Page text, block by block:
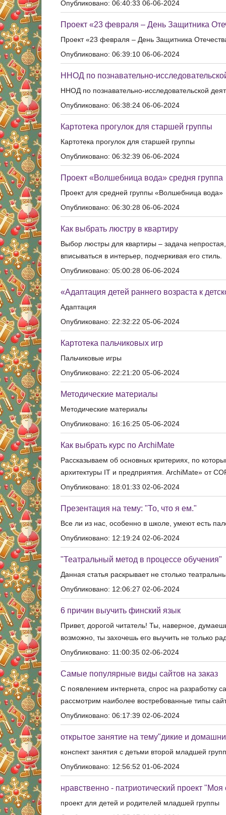
Опубликовано: 06:40:33 06-06-2024
Проект «23 февраля – День Защитника
Проект «23 февраля – День Защитника
Опубликовано: 06:39:10 06-06-2024
ННОД по познавательно-
ННОД по познавательно-исследовательской
Опубликовано: 06:38:24 06-06-2024
Картотека прогулок для старшей группы
Картотека прогулок для старшей группы
Опубликовано: 06:32:39 06-06-2024
Проект «Волшебница вода» средня группа
Проект для средней группы «Волшебница вода»
Опубликовано: 06:30:28 06-06-2024
Как выбрать люстру в квартиру
Выбор люстры для квартиры – задача
вписываться в интерьер, подчеркивая его стиль.
Опубликовано: 05:00:28 06-06-2024
«Адаптация детей раннего возраста к
Адаптация
Опубликовано: 22:32:22 05-06-2024
Картотека пальчиковых игр
Пальчиковые игры
Опубликовано: 22:21:20 05-06-2024
Методические материалы
Методические материалы
Опубликовано: 16:16:25 05-06-2024
Как выбрать курс по ArchiMate
Рассказываем об основных критериях, по
архитектуры IT и предприятия. ArchiMate» от
Опубликовано: 18:01:33 02-06-2024
Презентация на тему: "То, что я ем."
Все ли из нас, особенно в школе, умеют есть
Опубликовано: 12:19:24 02-06-2024
"Театральный метод в процессе обучения"
Данная статья раскрывает не столько
Опубликовано: 12:06:27 02-06-2024
6 причин выучить финский язык
Привет, дорогой читатель! Ты, наверное,
возможно, ты захочешь его выучить не только
Опубликовано: 11:00:35 02-06-2024
Самые популярные виды сайтов на заказ
С появлением интернета, спрос на разработку
рассмотрим наиболее востребованные типы
Опубликовано: 06:17:39 02-06-2024
открытое занятие на тему"дикие и
конспект занятия с детьми второй младшей
Опубликовано: 12:56:52 01-06-2024
нравственно - патриотический проект
проект для детей и родителей младшей группы